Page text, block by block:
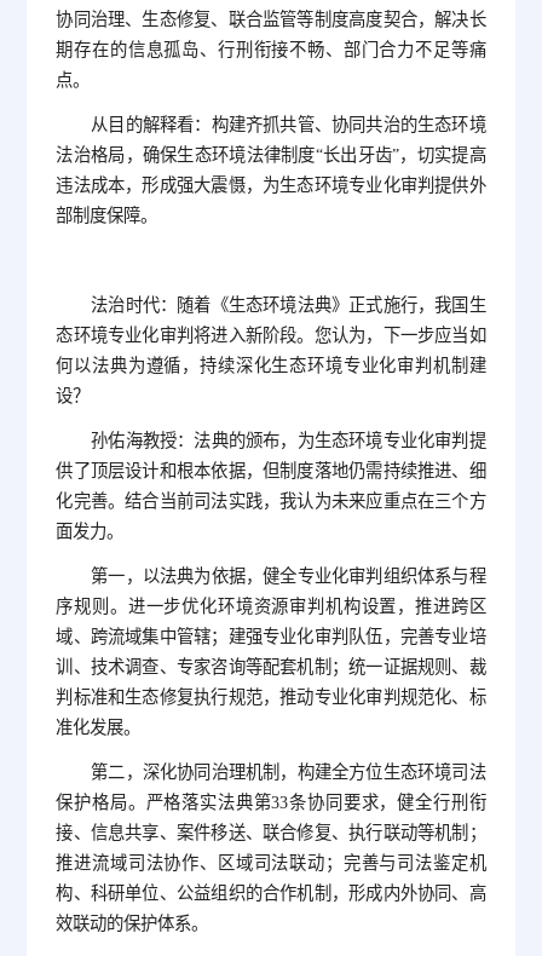
协同治理、生态修复、联合监管等制度高度契合，解决长
期存在的信息孤岛、行刑衔接不畅、部门合力不足等痛
点。
从目的解释看：构建齐抓共管、协同共治的生态环境
法治格局，确保生态环境法律制度“长出牙齿”，切实提高
违法成本，形成强大震慑，为生态环境专业化审判提供外
部制度保障。
法治时代：随着《生态环境法典》正式施行，我国生
态环境专业化审判将进入新阶段。您认为，下一步应当如
何以法典为遵循，持续深化生态环境专业化审判机制建
设？
孙佑海教授：法典的颁布，为生态环境专业化审判提
供了顶层设计和根本依据，但制度落地仍需持续推进、细
化完善。结合当前司法实践，我认为未来应重点在三个方
面发力。
第一，以法典为依据，健全专业化审判组织体系与程
序规则。进一步优化环境资源审判机构设置，推进跨区
域、跨流域集中管辖；建强专业化审判队伍，完善专业培
训、技术调查、专家咨询等配套机制；统一证据规则、裁
判标准和生态修复执行规范，推动专业化审判规范化、标
准化发展。
第二，深化协同治理机制，构建全方位生态环境司法
保护格局。严格落实法典第33条协同要求，健全行刑衔
接、信息共享、案件移送、联合修复、执行联动等机制；
推进流域司法协作、区域司法联动；完善与司法鉴定机
构、科研单位、公益组织的合作机制，形成内外协同、高
效联动的保护体系。